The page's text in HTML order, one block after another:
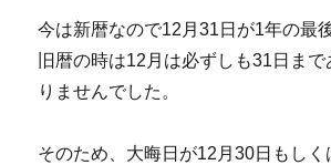
今は新暦なので12月31日が1年の最
旧暦の時は12月は必ずしも31日ま
りませんでした。
そのため、大晦日が12月30日もしく